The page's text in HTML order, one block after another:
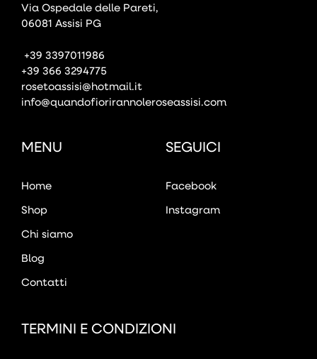
Via Ospedale delle Pareti,
06081 Assisi PG
+39 3397011986
+39 366 3294775
rosetoassisi@hotmail.it
info@quandofiorirannoleroseassisi.com
MENU
Home
Shop
Chi siamo
Blog
Contatti
SEGUICI
Facebook
Instagram
TERMINI E CONDIZIONI